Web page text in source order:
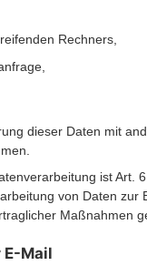
Rechners,
dieser Daten mit
ist Art.
von Daten zur
Maßnahmen
Mail